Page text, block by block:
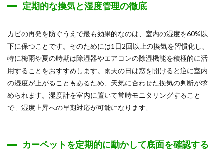
定期的な換気と湿度管理の徹底
カビの再発を防ぐうえで最も効果的なのは、室内の湿度を60%以
下に保つことです。そのためには1日2回以上の換気を習慣化し、
特に梅雨や夏の時期は除湿器やエアコンの除湿機能を積極的に活
用することをおすすめします。雨天の日は窓を開けると逆に室内
の湿度が上がることもあるため、天気に合わせた換気の判断が求
められます。湿度計を室内に置いて常時モニタリングすること
で、湿度上昇への早期対応が可能になります。
カーペットを定期的に動かして底面を確認する